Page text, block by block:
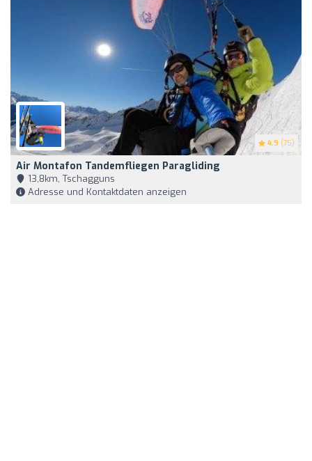
4.9 (75)
Air Montafon Tandemfliegen Paragliding
13,8km, Tschagguns
Adresse und Kontaktdaten anzeigen